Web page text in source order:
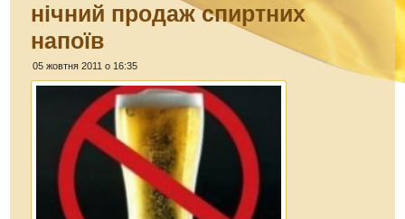
нічний продаж спиртних
напоїв
05 жовтня 2011 о 16:35